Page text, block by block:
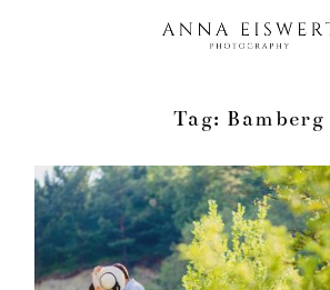
Tag: Bamberg
PORTFOLIO
HOCHZEITSREPORTAGEN